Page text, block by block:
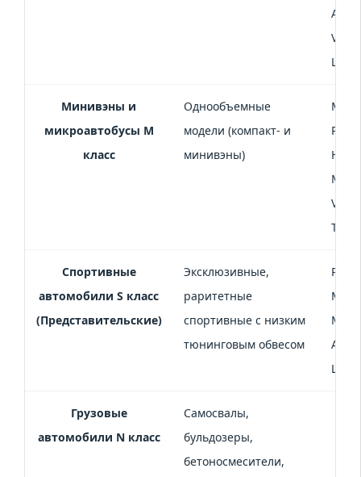
Audi
Минивэны и
микроавтобусы M
класс
Однообъемные
модели (компакт- и
минивэны)
Спортивные
автомобили S класс
(Представительские)
Эксклюзивные,
раритетные
спортивные с низким
тюнинговым обвесом
Audi
Грузовые
автомобили N класс
Самосвалы,
бульдозеры,
бетоносмесители,